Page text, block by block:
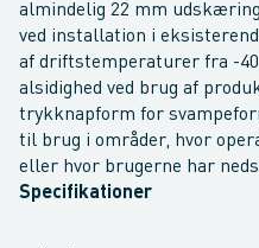
almindelig 22 mm
ved installation i
af driftstemperaturer fra -
alsidighed ved brug af
trykknapform for
til brug i områder, hvor
eller hvor brugerne har
Specifikationer